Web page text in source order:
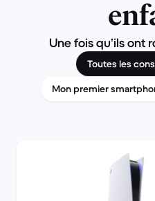
Une fois qu’ils ont
Toutes les
Mon premier